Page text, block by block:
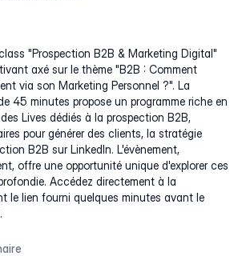
"Prospection B2B & Marketing Digital"
axé sur le thème "B2B : Comment
via son Marketing Personnel ?". La
45 minutes propose un programme riche en
Lives dédiés à la prospection B2B,
pour générer des clients, la stratégie
B2B sur LinkedIn. L'évènement,
offre une opportunité unique d'explorer ces
Accédez directement à la
le lien fourni quelques minutes avant le